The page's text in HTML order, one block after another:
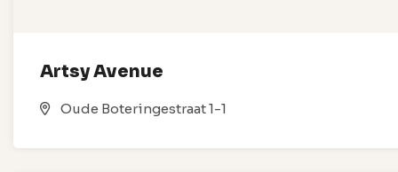
Artsy Avenue
Oude Boteringestraat 1-1